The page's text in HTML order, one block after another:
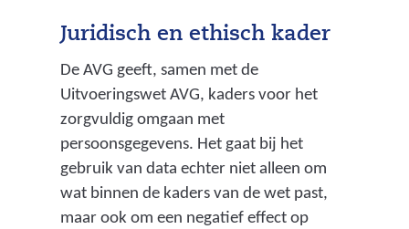
Juridisch en ethisch kader
De AVG geeft, samen met de
Uitvoeringswet AVG, kaders voor het
zorgvuldig omgaan met
persoonsgegevens. Het gaat bij het
gebruik van data echter niet alleen om
wat binnen de kaders van de wet past,
maar ook om een negatief effect op